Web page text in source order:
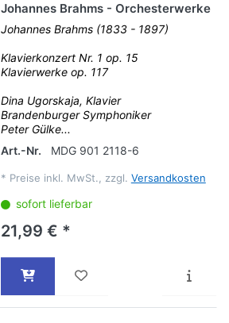
Johannes Brahms - Orchesterwerke
Johannes Brahms (1833 - 1897)
Klavierkonzert Nr. 1 op. 15
Klavierwerke op. 117
Dina Ugorskaja, Klavier
Brandenburger Symphoniker
Peter Gülke...
Art.-Nr.
MDG 901 2118-6
* Preise inkl. MwSt., zzgl. Versandkosten
sofort lieferbar
21,99 € *